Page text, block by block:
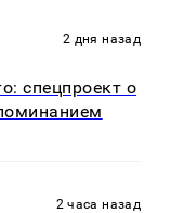
2 дня назад
спецпроект о
2 часа назад